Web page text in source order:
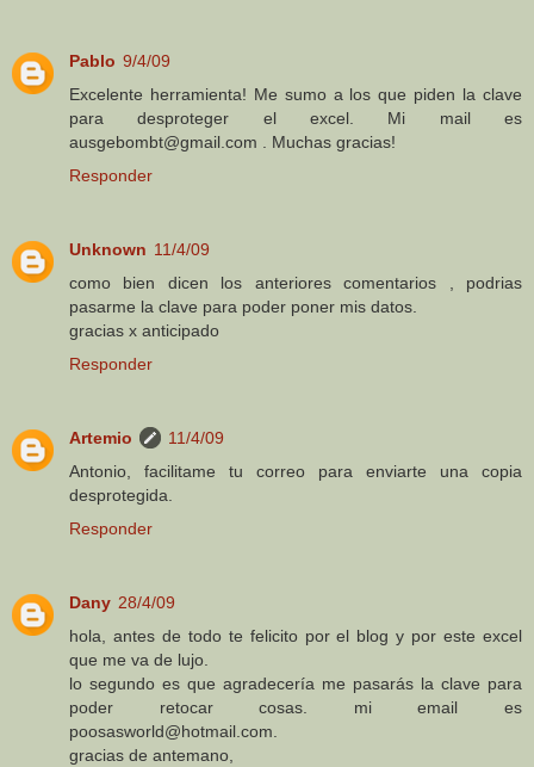
Pablo 9/4/09
Excelente herramienta! Me sumo a los que piden la clave
para desproteger el excel. Mi mail es
ausgebombt@gmail.com . Muchas gracias!
Responder
Unknown 11/4/09
como bien dicen los anteriores comentarios , podrias
pasarme la clave para poder poner mis datos.
gracias x anticipado
Responder
Artemio
11/4/09
Antonio, facilitame tu correo para enviarte una copia
desprotegida.
Responder
Dany 28/4/09
hola, antes de todo te felicito por el blog y por este excel
que me va de lujo.
lo segundo es que agradecería me pasarás la clave para
poder retocar cosas. mi email es
poosasworld@hotmail.com.
gracias de antemano,